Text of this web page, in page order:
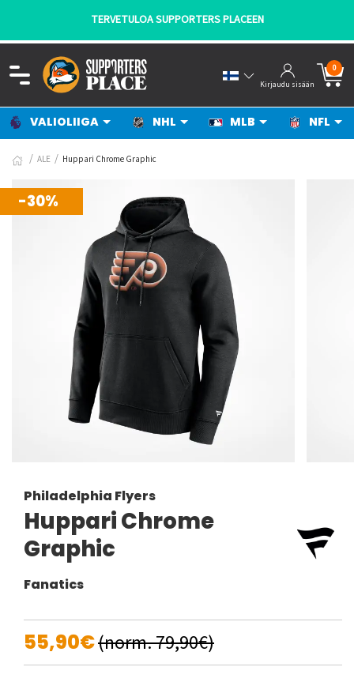
TERVETULOA SUPPORTERS PLACEEN
Kirjaudu sisään
0
VALIOLIIGA NHL MLB NFL
ALE Huppari Chrome Graphic
-30%
Philadelphia Flyers
Huppari Chrome
Graphic
Fanatics
55,90€(norm. 79,90€)